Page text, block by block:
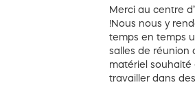
Merci au centre
!Nous nous y
temps en temps
salles de réunion
matériel souhaité
travailler dans